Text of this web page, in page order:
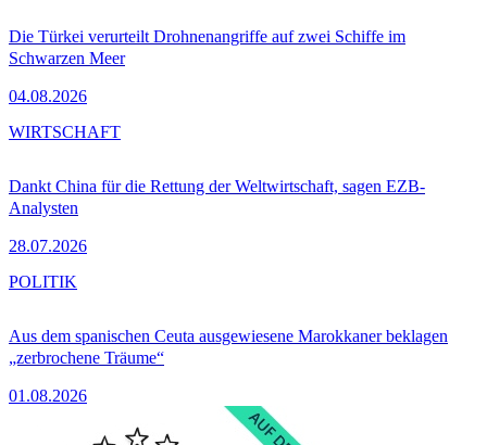
Die Türkei verurteilt Drohnenangriffe auf zwei Schiffe im
Schwarzen Meer
04.08.2026
Dankt China für die Rettung der Weltwirtschaft, sagen EZB-
Analysten
28.07.2026
WIRTSCHAFT
Aus dem spanischen Ceuta ausgewiesene Marokkaner beklagen
„zerbrochene Träume“
01.08.2026
POLITIK